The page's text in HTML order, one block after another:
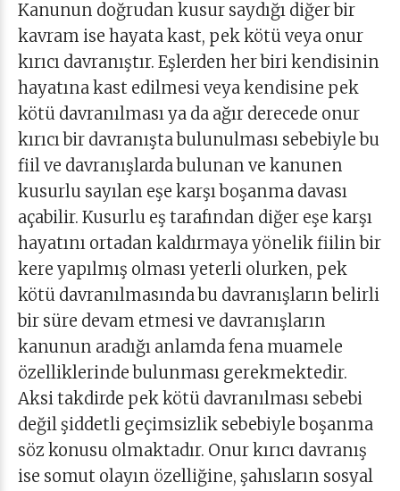
Kanunun doğrudan kusur saydığı diğer bir
kavram ise hayata kast, pek kötü veya onur
kırıcı davranıştır. Eşlerden her biri kendisinin
hayatına kast edilmesi veya kendisine pek
kötü davranılması ya da ağır derecede onur
kırıcı bir davranışta bulunulması sebebiyle bu
fiil ve davranışlarda bulunan ve kanunen
kusurlu sayılan eşe karşı boşanma davası
açabilir. Kusurlu eş tarafından diğer eşe karşı
hayatını ortadan kaldırmaya yönelik fiilin bir
kere yapılmış olması yeterli olurken, pek
kötü davranılmasında bu davranışların belirli
bir süre devam etmesi ve davranışların
kanunun aradığı anlamda fena muamele
özelliklerinde bulunması gerekmektedir.
Aksi takdirde pek kötü davranılması sebebi
değil şiddetli geçimsizlik sebebiyle boşanma
söz konusu olmaktadır. Onur kırıcı davranış
ise somut olayın özelliğine, şahısların sosyal